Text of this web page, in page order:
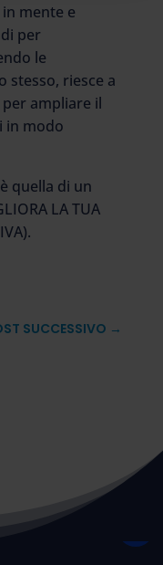
mente e
per
le
stesso, riesce a
ampliare il
in modo
quella di un
LA TUA
SUCCESSIVO →